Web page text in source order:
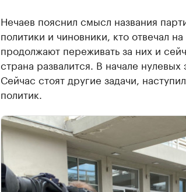
Нечаев пояснил смысл названия
политики и чиновники, кто отвечал
продолжают переживать за них и
страна развалится. В начале
Сейчас стоят другие задачи,
политик.